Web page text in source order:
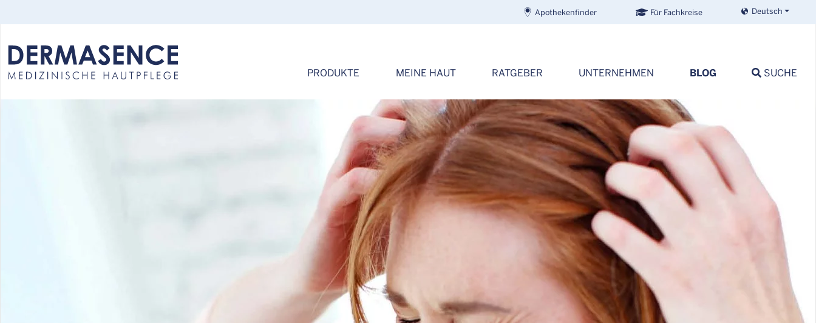
Deutsch
Apothekenfinder Für Fachkreise
PRODUKTE MEINE HAUT RATGEBER UNTERNEHMEN BLOG SUCHE